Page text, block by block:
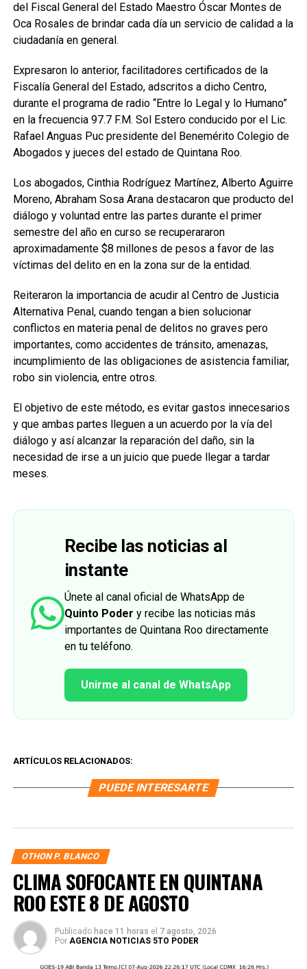
del Fiscal General del Estado Maestro Óscar Montes de
Oca Rosales de brindar cada día un servicio de calidad a la
ciudadanía en general.
Expresaron lo anterior, facilitadores certificados de la
Fiscalía General del Estado, adscritos a dicho Centro,
durante el programa de radio “Entre lo Legal y lo Humano”
en la frecuencia 97.7 F.M. Sol Estero conducido por el Lic.
Rafael Anguas Puc presidente del Benemérito Colegio de
Abogados y jueces del estado de Quintana Roo.
Los abogados, Cinthia Rodríguez Martínez, Alberto Aguirre
Moreno, Abraham Sosa Arana destacaron que producto del
diálogo y voluntad entre las partes durante el primer
semestre del año en curso se recuperararon
aproximadamente $8 millones de pesos a favor de las
víctimas del delito en en la zona sur de la entidad.
Reiteraron la importancia de acudir al Centro de Justicia
Alternativa Penal, cuando tengan a bien solucionar
conflictos en materia penal de delitos no graves pero
importantes, como accidentes de tránsito, amenazas,
incumplimiento de las obligaciones de asistencia familiar,
robo sin violencia, entre otros.
El objetivo de este método, es evitar gastos innecesarios
y que ambas partes lleguen a un acuerdo por la vía del
diálogo y así alcanzar la reparación del daño, sin la
necesidad de irse a un juicio que puede llegar a tardar
meses.
Recibe las noticias al
instante
Únete al canal oficial de WhatsApp de
Quinto Poder y recibe las noticias más
importantes de Quintana Roo directamente
en tu teléfono.
Unirme al canal de WhatsApp
ARTÍCULOS RELACIONADOS:
PUEDE INTERESARTE
OTHON P. BLANCO
CLIMA SOFOCANTE EN QUINTANA
ROO ESTE 8 DE AGOSTO
Publicado hace 11 horas el 7 agosto, 2026
Por AGENCIA NOTICIAS 5TO PODER